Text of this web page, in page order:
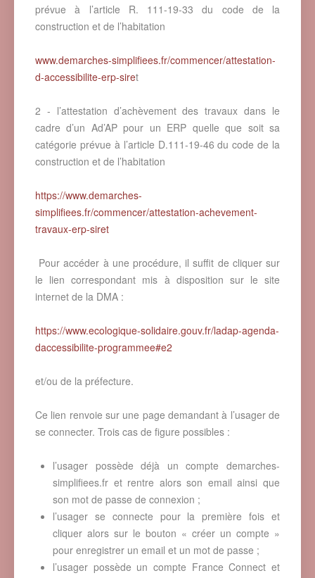
prévue à l’article R. 111-19-33 du code de la
construction et de l’habitation
www.demarches-simplifiees.fr/commencer/attestation-
d-accessibilite-erp-siret
2 - l’attestation d’achèvement des travaux dans le
cadre d’un Ad’AP pour un ERP quelle que soit sa
catégorie prévue à l’article D.111-19-46 du code de la
construction et de l’habitation
https://www.demarches-
simplifiees.fr/commencer/attestation-achevement-
travaux-erp-siret
Pour accéder à une procédure, il suffit de cliquer sur
le lien correspondant mis à disposition sur le site
internet de la DMA :
https://www.ecologique-solidaire.gouv.fr/ladap-agenda-
daccessibilite-programmee#e2
et/ou de la préfecture.
Ce lien renvoie sur une page demandant à l’usager de
se connecter. Trois cas de figure possibles :
l’usager possède déjà un compte demarches-
simplifiees.fr et rentre alors son email ainsi que
son mot de passe de connexion ;
l’usager se connecte pour la première fois et
cliquer alors sur le bouton « créer un compte »
pour enregistrer un email et un mot de passe ;
l’usager possède un compte France Connect et